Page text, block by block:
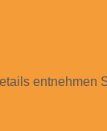
entnehmen